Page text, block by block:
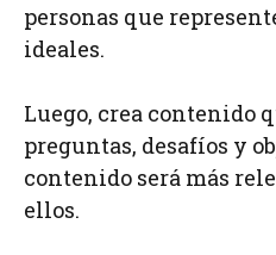
personas que
ideales.
Luego, crea contenido
preguntas, desafíos y
contenido será más
ellos.